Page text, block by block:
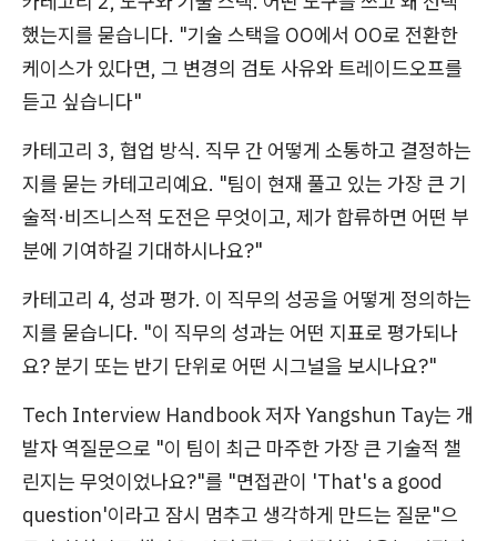
했는지를 묻습니다. "기술 스택을 OO에서 OO로 전환한
케이스가 있다면, 그 변경의 검토 사유와 트레이드오프를
듣고 싶습니다"
카테고리 3, 협업 방식. 직무 간 어떻게 소통하고 결정하는
지를 묻는 카테고리예요. "팀이 현재 풀고 있는 가장 큰 기
술적·비즈니스적 도전은 무엇이고, 제가 합류하면 어떤 부
분에 기여하길 기대하시나요?"
카테고리 4, 성과 평가. 이 직무의 성공을 어떻게 정의하는
지를 묻습니다. "이 직무의 성과는 어떤 지표로 평가되나
요? 분기 또는 반기 단위로 어떤 시그널을 보시나요?"
Tech Interview Handbook 저자 Yangshun Tay는 개
발자 역질문으로 "이 팀이 최근 마주한 가장 큰 기술적 챌
린지는 무엇이었나요?"를 "면접관이 'That's a good
question'이라고 잠시 멈추고 생각하게 만드는 질문"으